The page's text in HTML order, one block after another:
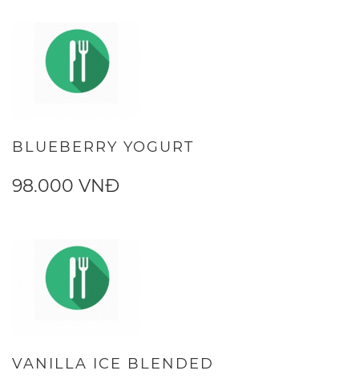
BLUEBERRY YOGURT
98.000 VNĐ
VANILLA ICE BLENDED